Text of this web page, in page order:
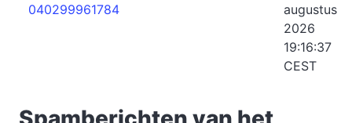
040299961784
augustus
2026
19:16:37
CEST